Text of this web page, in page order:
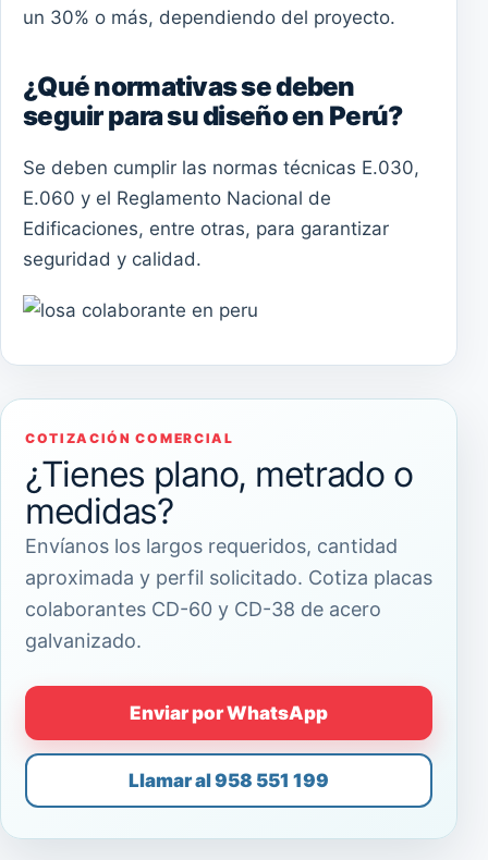
un 30% o más, dependiendo del proyecto.
¿Qué normativas se deben
seguir para su diseño en Perú?
Se deben cumplir las normas técnicas E.030,
E.060 y el Reglamento Nacional de
Edificaciones, entre otras, para garantizar
seguridad y calidad.
COTIZACIÓN COMERCIAL
¿Tienes plano, metrado o
medidas?
Envíanos los largos requeridos, cantidad
aproximada y perfil solicitado. Cotiza placas
colaborantes CD-60 y CD-38 de acero
galvanizado.
Enviar por WhatsApp
Llamar al 958 551 199